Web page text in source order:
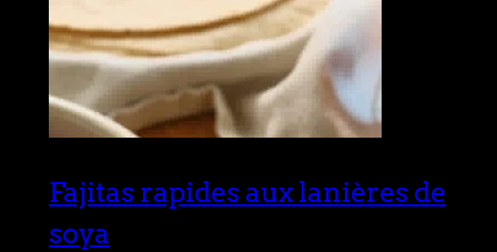
Fajitas rapides aux lanières de
soya